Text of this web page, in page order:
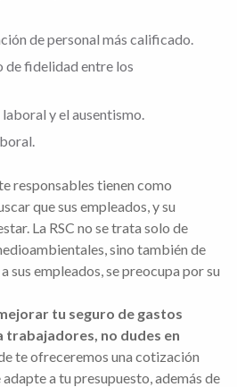
de personal más calificado.
de fidelidad entre los
y el ausentismo.
responsables tienen como
que sus empleados, y su
La RSC no se trata solo de
sino también de
sus empleados, se preocupa por su
tu seguro de gastos
trabajadores, no dudes en
te ofreceremos una cotización
a tu presupuesto, además de